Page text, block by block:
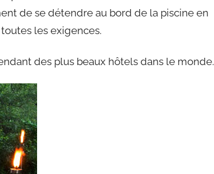
de se détendre au bord de la piscine en
les exigences.
des plus beaux hôtels dans le monde.